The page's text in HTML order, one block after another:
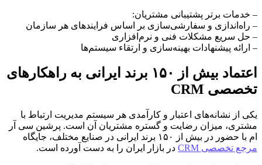
– خدمات برتر پشتیبانی مشتریان:
– راه‌اندازی و سفارشی‌سازی بر اساس فرایندهای هر سازمان
– حل سریع مشکلات فنی و نرم‌افزاری
– ارائه پیشنهادات بهینه‌سازی و ارتقاء سیستم‌ها
اعتماد بیش از ۱۵۰ برند ایرانی به راهکارهای
تخصصی CRM
یکی از نشانه‌های اعتبار و کارآمدی هر سیستم مدیریت ارتباط با
مشتری، میزان رضایت و گستره مشتریان آن است. پرشین سی آر
ام با حضور در بیش از ۱۵۰ برند ایرانی در صنایع مختلف، جایگاه
مرجع تخصصی CRM
در بازار ایران را به دست آورده است.